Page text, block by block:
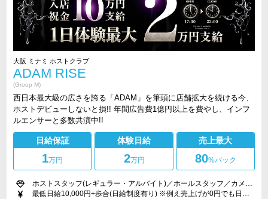
大阪 ミナミ ホストクラブ
ADAM RISE
(Group M)
西日本最大級の広さを誇る「ADAM」を筆頭に店舗拡大を続ける今、
ホストデビューしないと損!! 年間広告費1億円以上を費やし、インフ
ルエンサーと多数共演中!!
日給保証
1万円
体験日給
2万円
売上最大
80%バック
ホストスタッフ(レギュラー・アルバイト)／ホールスタッフ／カメラマン／WEBデザイナー
最低日給10,000円+歩合(日給制度有り) ※例え売上げが0円でも日給保証!!